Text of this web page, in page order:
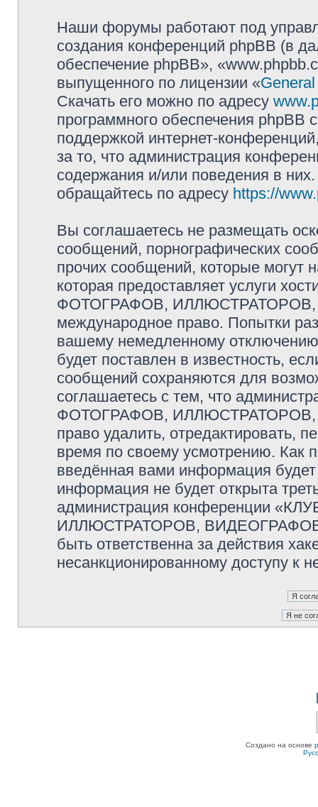
Наши форумы работают под
создания конференций phpBB (в
обеспечение phpBB»,
выпущенного по лицензии «
Скачать его можно по адресу
программного обеспечения phpBB
поддержкой интернет-
за то, что администрация
содержания и/или поведения в
обращайтесь по адресу https://
Вы соглашаетесь не размещать
сообщений, порнографических
прочих сообщений, которые могут
которая предоставляет услуги
ФОТОГРАФОВ,
международное право. Попытки
вашему немедленному
будет поставлен в известность,
сообщений сохраняются для
соглашаетесь с тем, что
ФОТОГРАФОВ,
право удалить, отредактировать,
время по своему усмотрению. Как
введённая вами информация
информация не будет открыта
администрация конференции
ИЛЛЮСТРАТОРОВ, ВИДЕОГРАФОВ
быть ответственна за действия
несанкционированному доступу к
Создано на основе